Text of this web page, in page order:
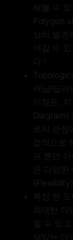
해볼 수
Polygon
상의 발견
어갈 수
다 !
러닝/딥러
이점은,
Diagram)
로지 관점
접적으로
프 뿐만
은 다양한
특정 한
최대한 다
할 수 있
재밌는 다